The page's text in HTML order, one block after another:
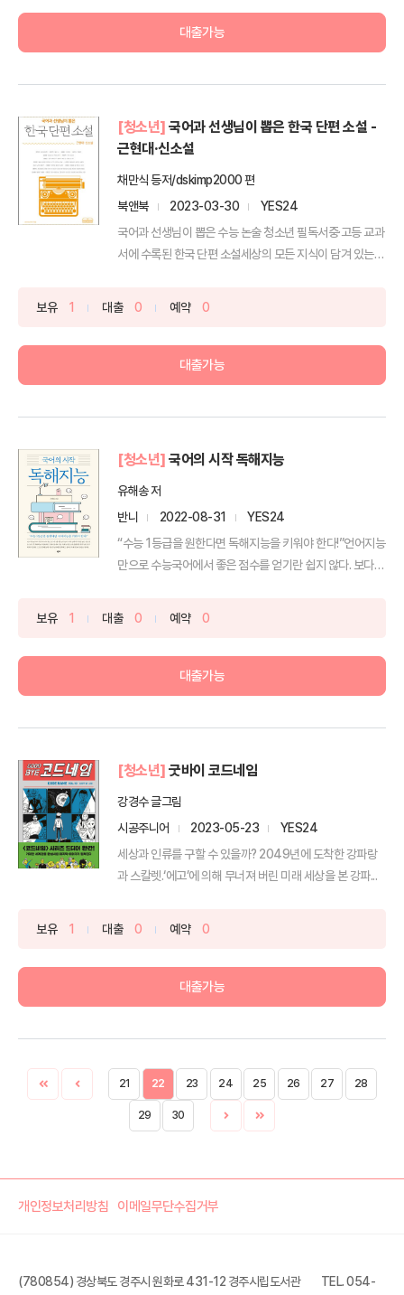
대출가능
[청소년] 국어과 선생님이 뽑은 한국 단편 소설 -
근현대·신소설
채만식 등저/dskimp2000 편
북앤북
2023-03-30
YES24
국어과 선생님이 뽑은 수능 논술 청소년 필독서중·고등 교과
서에 수록된 한국 단편 소설세상의 모든 지식이 담겨 있는
보유 1 대출 0 예약 0
대출가능
[청소년] 국어의 시작 독해지능
유해송 저
반니
2022-08-31
YES24
“수능 1등급을 원한다면 독해지능을 키워야 한다!”언어지능
만으로 수능국어에서 좋은 점수를 얻기란 쉽지 않다. 보다
보유 1 대출 0 예약 0
대출가능
[청소년] 굿바이 코드네임
강경수 글그림
시공주니어
2023-05-23
YES24
세상과 인류를 구할 수 있을까? 2049년에 도착한 강파랑
과 스칼렛.‘에고’에 의해 무너져 버린 미래 세상을 본 강파...
보유 1 대출 0 예약 0
대출가능
21 22 23 24 25 26 27 28
29 30
개인정보처리방침 이메일무단수집거부
(780854) 경상북도 경주시 원화로 431-12 경주시립도서관 TEL. 054-